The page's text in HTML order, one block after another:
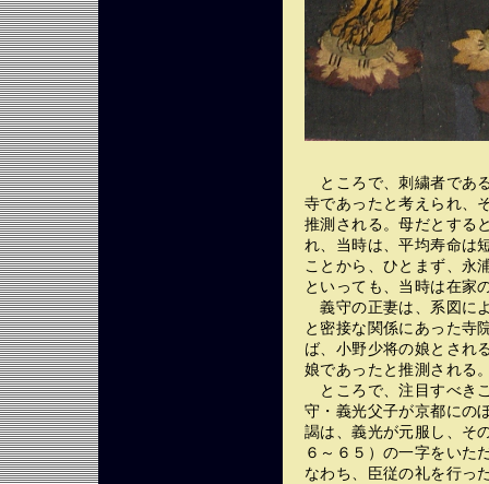
ところで、刺繍者であ
寺であったと考えられ、
推測される。母だとする
れ、当時は、平均寿命は
ことから、ひとまず、永
といっても、当時は在家
義守の正妻は、系図に
と密接な関係にあった寺
ば、小野少将の娘とされ
娘であったと推測される
ところで、注目すべき
守・義光父子が京都にの
謁は、義光が元服し、そ
６～６５）の一字をいた
なわち、臣従の礼を行っ